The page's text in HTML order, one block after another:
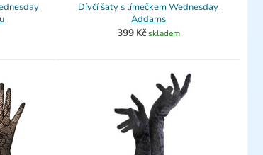
Dívčí šaty s límečkem Wednesday
Addams
399 Kč skladem